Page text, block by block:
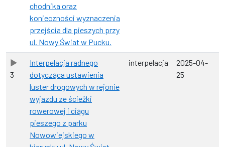
chodnika oraz
konieczności wyznaczenia
przejścia dla pieszych przy
ul. Nowy Świat w Pucku.
3
Interpelacja radnego
dotycząca ustawienia
luster drogowych w rejonie
wyjazdu ze ścieżki
rowerowej i ciągu
pieszego z parku
Nowowiejskiego w
interpelacja
2025-04-
25